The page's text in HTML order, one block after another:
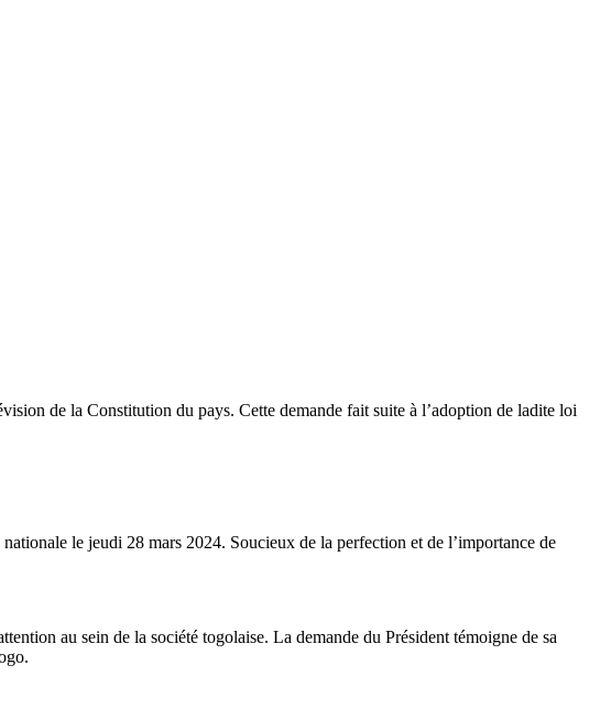
de la Constitution du pays. Cette demande fait suite à l’adoption de ladite loi
le jeudi 28 mars 2024. Soucieux de la perfection et de l’importance de
au sein de la société togolaise. La demande du Président témoigne de sa